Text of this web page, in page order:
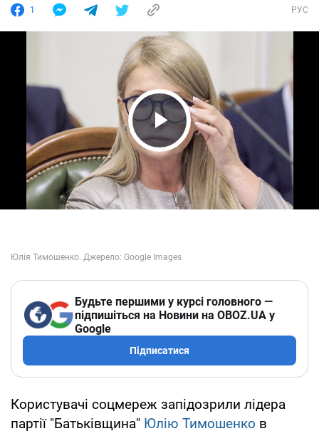
1 РУС
Play Video
Будьте першими у курсі головного —
підпишіться на Новини на OBOZ.UA у
Google
Підписатися
Користувачі соцмереж запідозрили лідера
партії "Батьківщина" Юлію Тимошенко в